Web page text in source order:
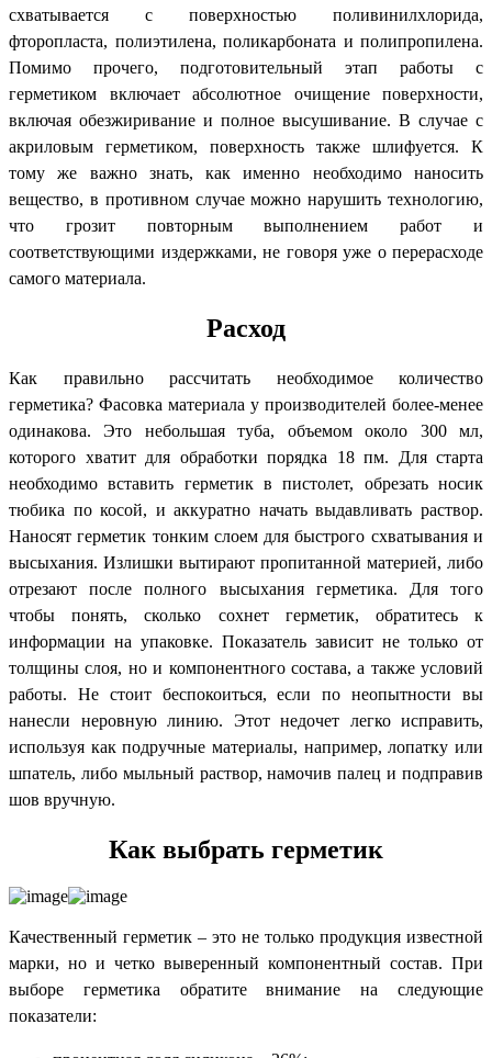
схватывается с поверхностью поливинилхлорида,
фторопласта, полиэтилена, поликарбоната и полипропилена.
Помимо прочего, подготовительный этап работы с
герметиком включает абсолютное очищение поверхности,
включая обезжиривание и полное высушивание. В случае с
акриловым герметиком, поверхность также шлифуется. К
тому же важно знать, как именно необходимо наносить
вещество, в противном случае можно нарушить технологию,
что грозит повторным выполнением работ и
соответствующими издержками, не говоря уже о перерасходе
самого материала.
Расход
Как правильно рассчитать необходимое количество
герметика? Фасовка материала у производителей более-менее
одинакова. Это небольшая туба, объемом около 300 мл,
которого хватит для обработки порядка 18 пм. Для старта
необходимо вставить герметик в пистолет, обрезать носик
тюбика по косой, и аккуратно начать выдавливать раствор.
Наносят герметик тонким слоем для быстрого схватывания и
высыхания. Излишки вытирают пропитанной материей, либо
отрезают после полного высыхания герметика. Для того
чтобы понять, сколько сохнет герметик, обратитесь к
информации на упаковке. Показатель зависит не только от
толщины слоя, но и компонентного состава, а также условий
работы. Не стоит беспокоиться, если по неопытности вы
нанесли неровную линию. Этот недочет легко исправить,
используя как подручные материалы, например, лопатку или
шпатель, либо мыльный раствор, намочив палец и подправив
шов вручную.
Как выбрать герметик
Качественный герметик – это не только продукция известной
марки, но и четко выверенный компонентный состав. При
выборе герметика обратите внимание на следующие
показатели: